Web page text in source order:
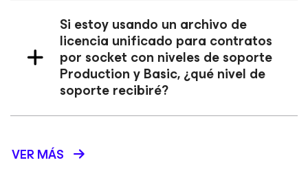
Si estoy usando un archivo de
licencia unificado para contratos
por socket con niveles de soporte
Production y Basic, ¿qué nivel de
soporte recibiré?
VER MÁS